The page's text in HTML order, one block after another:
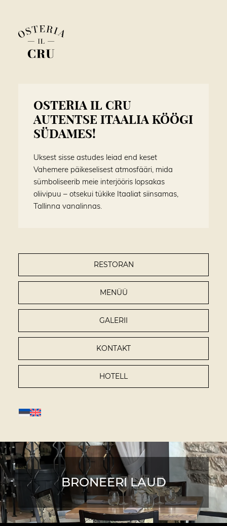
OSTERIA IL CRU
AUTENTSE ITAALIA KÖÖGI
SÜDAMES!
Uksest sisse astudes leiad end keset
Vahemere päikeselisest atmosfääri, mida
sümboliseerib meie interjööris lopsakas
oliivipuu – otsekui tükike Itaaliat siinsamas,
Tallinna vanalinnas.
RESTORAN
MENÜÜ
GALERII
KONTAKT
HOTELL
BRONEERI LAUD